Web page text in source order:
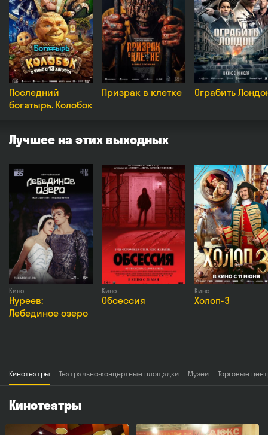
Последний
богатырь. Колобок
Призрак в клетке Ограбить
Лучшее на этих выходных
Кино
Нуреев:
Лебединое озеро
Кино
Обсессия
Кино
Холоп-3
Кинотеатры Театрально-концертные площадки Музеи Торговые
Кинотеатры